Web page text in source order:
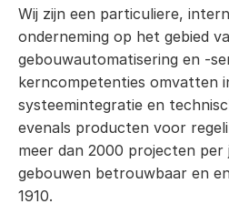
Wij zijn een particuliere,
onderneming op het gebied
gebouwautomatisering en -
kerncompetenties omvatten
systeemintegratie en
evenals producten voor
meer dan 2000 projecten per
gebouwen betrouwbaar en
1910.